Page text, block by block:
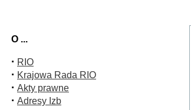
O ...
· RIO
· Krajowa Rada RIO
· Akty prawne
· Adresy Izb